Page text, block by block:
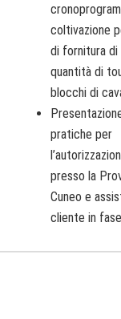
coltivazione
di fornitura di
quantità di
blocchi di
pratiche per
presso la
Cuneo e
cliente in